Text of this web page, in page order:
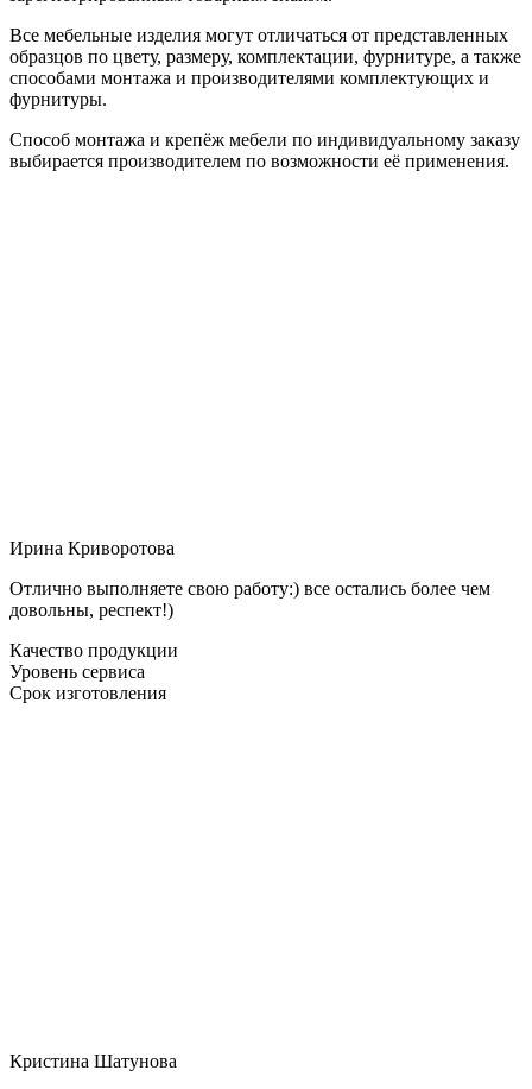
Все мебельные изделия могут отличаться от представленных
образцов по цвету, размеру, комплектации, фурнитуре, а также
способами монтажа и производителями комплектующих и
фурнитуры.
Способ монтажа и крепёж мебели по индивидуальному заказу
выбирается производителем по возможности её применения.
Ирина Криворотова
Отлично выполняете свою работу:) все остались более чем
довольны, респект!)
Качество продукции
Уровень сервиса
Срок изготовления
Кристина Шатунова